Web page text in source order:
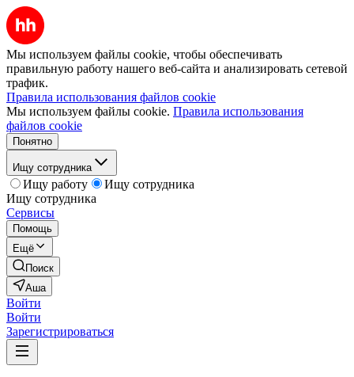
Мы используем файлы cookie, чтобы обеспечивать
правильную работу нашего веб-сайта и анализировать сетевой
трафик.
Правила использования файлов cookie
Мы используем файлы cookie. Правила использования
файлов cookie
Понятно
Ищу сотрудника
Ищу работу
Ищу сотрудника
Ищу сотрудника
Сервисы
Помощь
Ещё
Поиск
Аша
Войти
Войти
Зарегистрироваться